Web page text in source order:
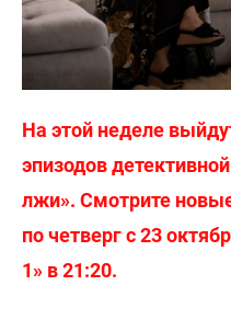
На этой неделе
эпизодов
лжи». Смотрите
по четверг с 23
1» в 21:20.